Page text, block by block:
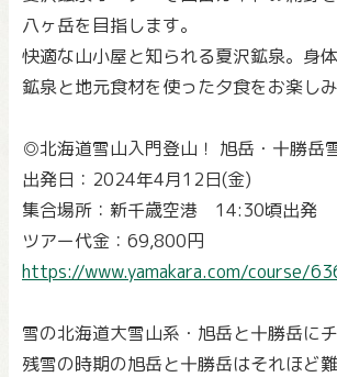
八ヶ岳を目指します。
快適な山小屋と知られる夏沢鉱泉。身
鉱泉と地元食材を使った夕食をお楽し
◎北海道雪山入門登山！ 旭岳・十勝
出発日：2024年4月12日(金)
集合場所：新千歳空港 14:30頃出発
ツアー代金：69,800円
https://www.yamakara.com/course/
雪の北海道大雪山系・旭岳と十勝岳に
残雪の時期の旭岳と十勝岳はそれほど